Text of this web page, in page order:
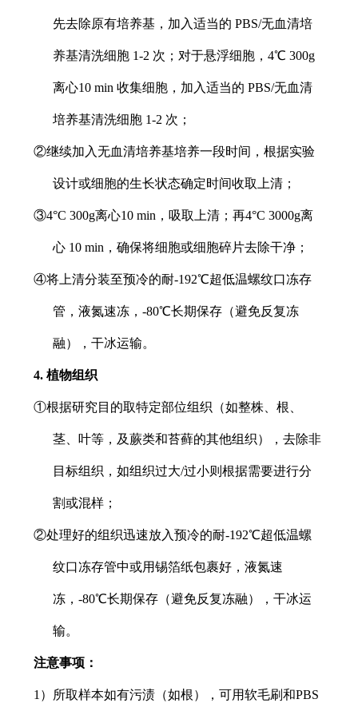
先去除原有培养基，加入适当的 PBS/无血清培
养基清洗细胞 1-2 次；对于悬浮细胞，4℃ 300g
离心10 min 收集细胞，加入适当的 PBS/无血清
培养基清洗细胞 1-2 次；
②继续加入无血清培养基培养一段时间，根据实验
设计或细胞的生长状态确定时间收取上清；
③4°C 300g离心10 min，吸取上清；再4°C 3000g离
心 10 min，确保将细胞或细胞碎片去除干净；
④将上清分装至预冷的耐-192℃超低温螺纹口冻存
管，液氮速冻，-80℃长期保存（避免反复冻
融），干冰运输。
4. 植物组织
①根据研究目的取特定部位组织（如整株、根、
茎、叶等，及蕨类和苔藓的其他组织），去除非
目标组织，如组织过大/过小则根据需要进行分
割或混样；
②处理好的组织迅速放入预冷的耐-192℃超低温螺
纹口冻存管中或用锡箔纸包裹好，液氮速
冻，-80℃长期保存（避免反复冻融），干冰运
输。
注意事项：
1）所取样本如有污渍（如根），可用软毛刷和PBS